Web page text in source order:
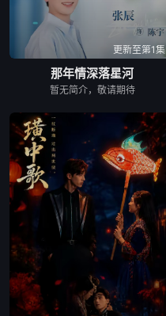
更新至第1集
那年情深落星河
暂无简介，敬请期待